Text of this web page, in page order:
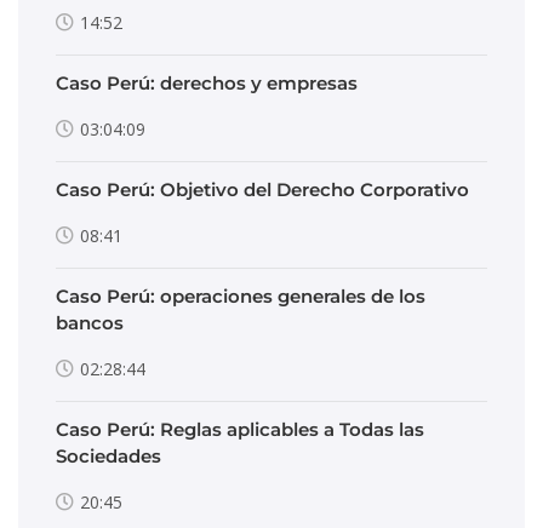
14:52
Caso Perú: derechos y empresas
03:04:09
Caso Perú: Objetivo del Derecho Corporativo
08:41
Caso Perú: operaciones generales de los
bancos
02:28:44
Caso Perú: Reglas aplicables a Todas las
Sociedades
20:45